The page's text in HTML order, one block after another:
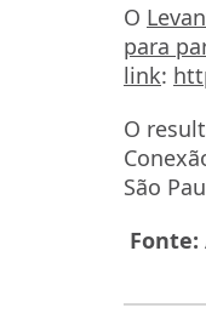
O
para
link:
O
São
Fonte: